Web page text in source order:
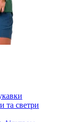
та светри